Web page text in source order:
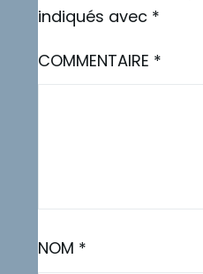
indiqués avec *
COMMENTAIRE *
NOM *